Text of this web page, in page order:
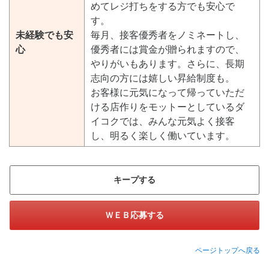
未経験でも安
心
めてレジ打ちをする方でも安心で
す。
毎月、接客優秀者をノミネートし、
優秀者には賞金が贈られますので、
やりがいもあります。さらに、長期
志向の方には嬉しい昇給制度も。
お客様に元気になって帰っていただ
ける店作りをモットーとしているダ
イコクでは、みんな元気よく接客
し、明るく楽しく働いています。
キープする
ＷＥＢ応募する
ページトップへ戻る